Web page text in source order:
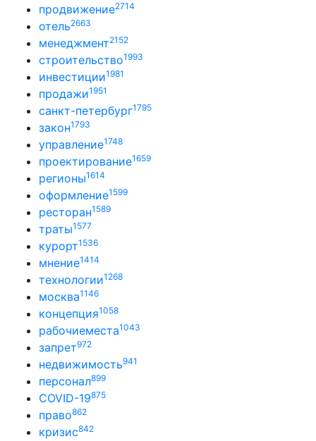
продвижение2714
отель2663
менеджмент2152
строительство1993
инвестиции1981
продажи1951
санкт-петербург1795
закон1793
управление1748
проектирование1659
регионы1614
оформление1599
ресторан1589
траты1577
курорт1536
мнение1414
технологии1268
москва1146
концепция1058
рабочиеместа1043
запрет972
недвижимость941
персонал899
COVID-19875
право862
кризис842